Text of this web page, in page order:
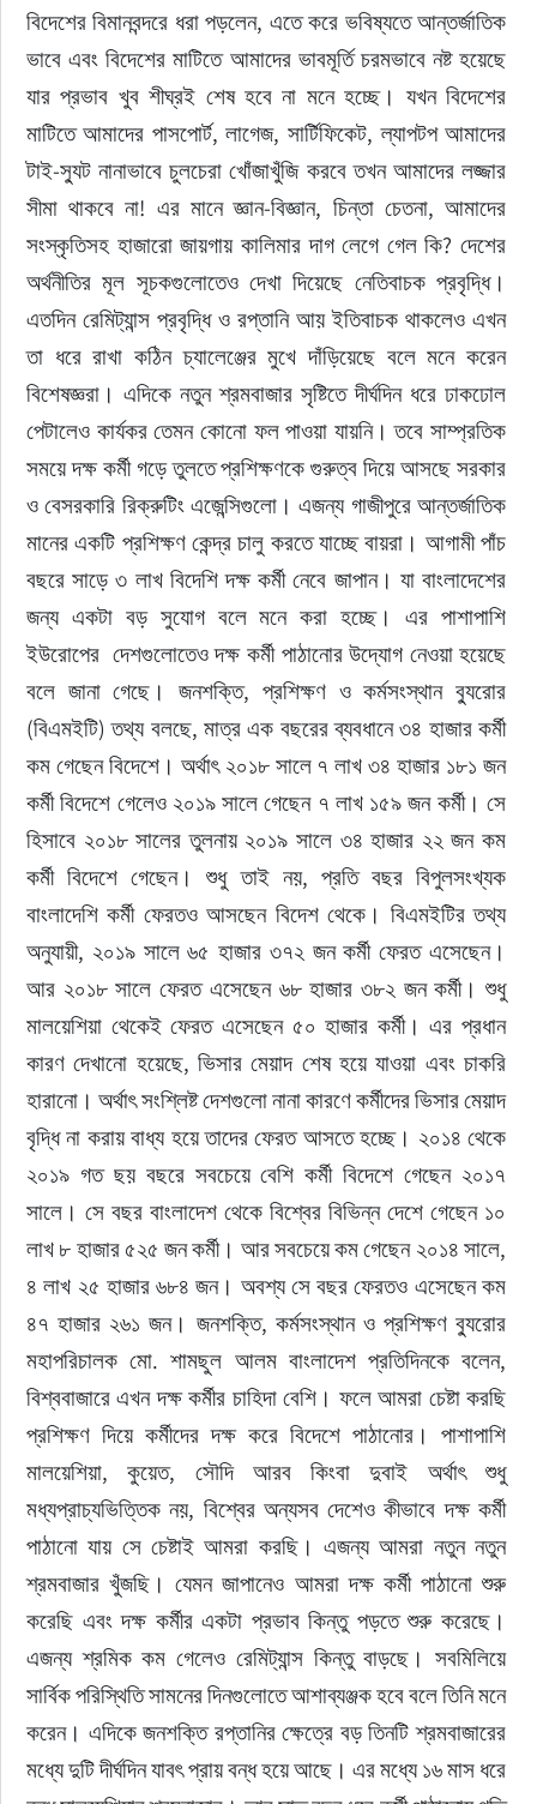
বিদেশের বিমানবন্দরে ধরা পড়লেন, এতে করে ভবিষ্যতে আন্তর্জাতিক
ভাবে এবং বিদেশের মাটিতে আমাদের ভাবমূর্তি চরমভাবে নষ্ট হয়েছে
যার প্রভাব খুব শীঘ্রই শেষ হবে না মনে হচ্ছে। যখন বিদেশের
মাটিতে আমাদের পাসপোর্ট, লাগেজ, সার্টিফিকেট, ল্যাপটপ আমাদের
টাই-স্যুট নানাভাবে চুলচেরা খোঁজাখুঁজি করবে তখন আমাদের লজ্জার
সীমা থাকবে না! এর মানে জ্ঞান-বিজ্ঞান, চিন্তা চেতনা, আমাদের
সংস্কৃতিসহ হাজারো জায়গায় কালিমার দাগ লেগে গেল কি? দেশের
অর্থনীতির মূল সূচকগুলোতেও দেখা দিয়েছে নেতিবাচক প্রবৃদ্ধি।
এতদিন রেমিট্যান্স প্রবৃদ্ধি ও রপ্তানি আয় ইতিবাচক থাকলেও এখন
তা ধরে রাখা কঠিন চ্যালেঞ্জের মুখে দাঁড়িয়েছে বলে মনে করেন
বিশেষজ্ঞরা। এদিকে নতুন শ্রমবাজার সৃষ্টিতে দীর্ঘদিন ধরে ঢাকঢোল
পেটালেও কার্যকর তেমন কোনো ফল পাওয়া যায়নি। তবে সাম্প্রতিক
সময়ে দক্ষ কর্মী গড়ে তুলতে প্রশিক্ষণকে গুরুত্ব দিয়ে আসছে সরকার
ও বেসরকারি রিক্রুটিং এজেন্সিগুলো। এজন্য গাজীপুরে আন্তর্জাতিক
মানের একটি প্রশিক্ষণ কেন্দ্র চালু করতে যাচ্ছে বায়রা। আগামী পাঁচ
বছরে সাড়ে ৩ লাখ বিদেশি দক্ষ কর্মী নেবে জাপান। যা বাংলাদেশের
জন্য একটা বড় সুযোগ বলে মনে করা হচ্ছে। এর পাশাপাশি
ইউরোপের  দেশগুলোতেও দক্ষ কর্মী পাঠানোর উদ্যোগ নেওয়া হয়েছে
বলে জানা গেছে। জনশক্তি, প্রশিক্ষণ ও কর্মসংস্থান ব্যুরোর
(বিএমইটি) তথ্য বলছে, মাত্র এক বছরের ব্যবধানে ৩৪ হাজার কর্মী
কম গেছেন বিদেশে। অর্থাৎ ২০১৮ সালে ৭ লাখ ৩৪ হাজার ১৮১ জন
কর্মী বিদেশে গেলেও ২০১৯ সালে গেছেন ৭ লাখ ১৫৯ জন কর্মী। সে
হিসাবে ২০১৮ সালের তুলনায় ২০১৯ সালে ৩৪ হাজার ২২ জন কম
কর্মী বিদেশে গেছেন। শুধু তাই নয়, প্রতি বছর বিপুলসংখ্যক
বাংলাদেশি কর্মী ফেরতও আসছেন বিদেশ থেকে। বিএমইটির তথ্য
অনুযায়ী, ২০১৯ সালে ৬৫ হাজার ৩৭২ জন কর্মী ফেরত এসেছেন।
আর ২০১৮ সালে ফেরত এসেছেন ৬৮ হাজার ৩৮২ জন কর্মী। শুধু
মালয়েশিয়া থেকেই ফেরত এসেছেন ৫০ হাজার কর্মী। এর প্রধান
কারণ দেখানো হয়েছে, ভিসার মেয়াদ শেষ হয়ে যাওয়া এবং চাকরি
হারানো। অর্থাৎ সংশ্লিষ্ট দেশগুলো নানা কারণে কর্মীদের ভিসার মেয়াদ
বৃদ্ধি না করায় বাধ্য হয়ে তাদের ফেরত আসতে হচ্ছে। ২০১৪ থেকে
২০১৯ গত ছয় বছরে সবচেয়ে বেশি কর্মী বিদেশে গেছেন ২০১৭
সালে। সে বছর বাংলাদেশ থেকে বিশ্বের বিভিন্ন দেশে গেছেন ১০
লাখ ৮ হাজার ৫২৫ জন কর্মী। আর সবচেয়ে কম গেছেন ২০১৪ সালে,
৪ লাখ ২৫ হাজার ৬৮৪ জন। অবশ্য সে বছর ফেরতও এসেছেন কম
৪৭ হাজার ২৬১ জন। জনশক্তি, কর্মসংস্থান ও প্রশিক্ষণ ব্যুরোর
মহাপরিচালক মো. শামছুল আলম বাংলাদেশ প্রতিদিনকে বলেন,
বিশ্ববাজারে এখন দক্ষ কর্মীর চাহিদা বেশি। ফলে আমরা চেষ্টা করছি
প্রশিক্ষণ দিয়ে কর্মীদের দক্ষ করে বিদেশে পাঠানোর। পাশাপাশি
মালয়েশিয়া, কুয়েত, সৌদি আরব কিংবা দুবাই অর্থাৎ শুধু
মধ্যপ্রাচ্যভিত্তিক নয়, বিশ্বের অন্যসব দেশেও কীভাবে দক্ষ কর্মী
পাঠানো যায় সে চেষ্টাই আমরা করছি। এজন্য আমরা নতুন নতুন
শ্রমবাজার খুঁজছি। যেমন জাপানেও আমরা দক্ষ কর্মী পাঠানো শুরু
করেছি এবং দক্ষ কর্মীর একটা প্রভাব কিন্তু পড়তে শুরু করেছে।
এজন্য শ্রমিক কম গেলেও রেমিট্যান্স কিন্তু বাড়ছে। সবমিলিয়ে
সার্বিক পরিস্থিতি সামনের দিনগুলোতে আশাব্যঞ্জক হবে বলে তিনি মনে
করেন। এদিকে জনশক্তি রপ্তানির ক্ষেত্রে বড় তিনটি শ্রমবাজারের
মধ্যে দুটি দীর্ঘদিন যাবৎ প্রায় বন্ধ হয়ে আছে। এর মধ্যে ১৬ মাস ধরে